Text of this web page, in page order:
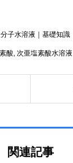
子水溶液｜基礎知識
酸, 次亜塩素酸水溶液
関連記事